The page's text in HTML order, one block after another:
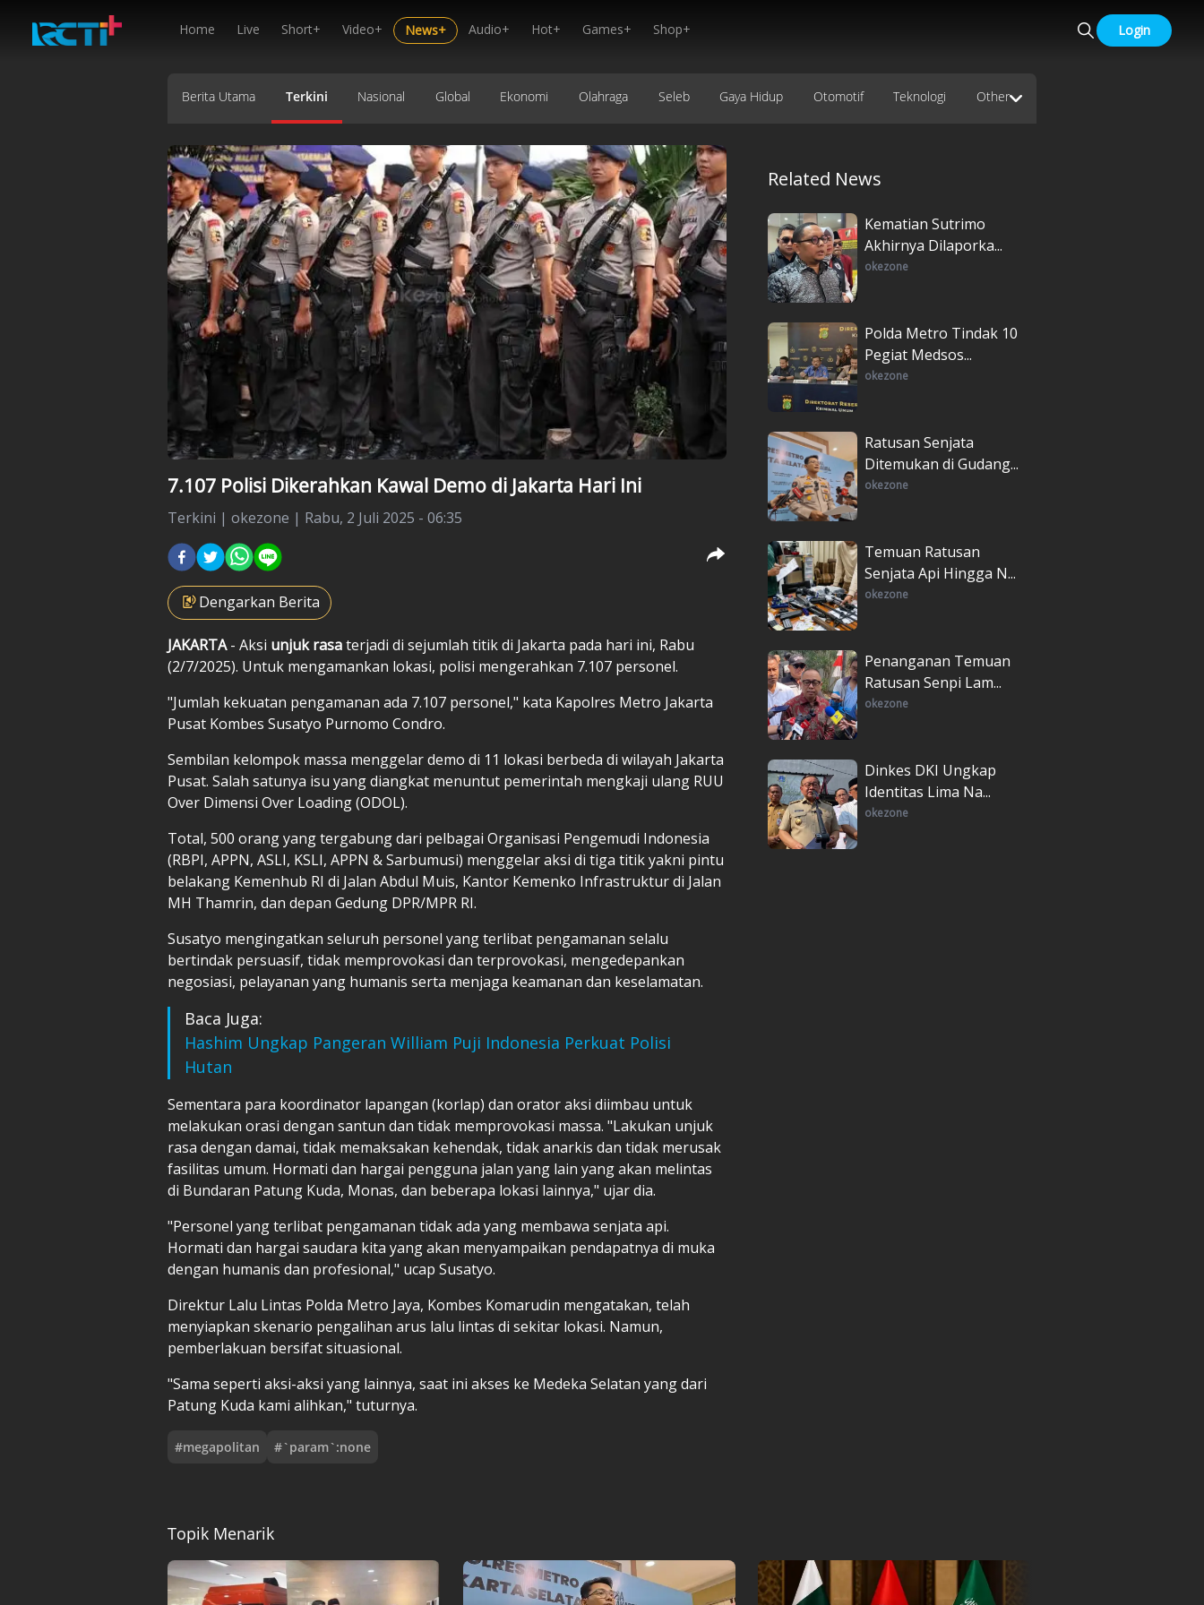
Home Live Short+ Video+ News+ Audio+ Hot+ Games+ Shop+ Login
Berita Utama Terkini Nasional Global Ekonomi Olahraga Seleb Gaya Hidup Otomotif Teknologi Other
7.107 Polisi Dikerahkan Kawal Demo di Jakarta Hari Ini
Terkini | okezone | Rabu, 2 Juli 2025 - 06:35
Dengarkan Berita
JAKARTA- Aksi unjuk rasaterjadi di sejumlah titik di Jakarta pada hari ini, Rabu
(2/7/2025). Untuk mengamankan lokasi, polisi mengerahkan 7.107 personel.
"Jumlah kekuatan pengamanan ada 7.107 personel," kata Kapolres Metro Jakarta
Pusat Kombes Susatyo Purnomo Condro.
Sembilan kelompok massa menggelar demo di 11 lokasi berbeda di wilayah Jakarta
Pusat. Salah satunya isu yang diangkat menuntut pemerintah mengkaji ulang RUU
Over Dimensi Over Loading (ODOL).
Total, 500 orang yang tergabung dari pelbagai Organisasi Pengemudi Indonesia
(RBPI, APPN, ASLI, KSLI, APPN & Sarbumusi) menggelar aksi di tiga titik yakni pintu
belakang Kemenhub RI di Jalan Abdul Muis, Kantor Kemenko Infrastruktur di Jalan
MH Thamrin, dan depan Gedung DPR/MPR RI.
Susatyo mengingatkan seluruh personel yang terlibat pengamanan selalu
bertindak persuasif, tidak memprovokasi dan terprovokasi, mengedepankan
negosiasi, pelayanan yang humanis serta menjaga keamanan dan keselamatan.
Baca Juga:
Hashim Ungkap Pangeran William Puji Indonesia Perkuat Polisi
Hutan
Sementara para koordinator lapangan (korlap) dan orator aksi diimbau untuk
melakukan orasi dengan santun dan tidak memprovokasi massa. "Lakukan unjuk
rasa dengan damai, tidak memaksakan kehendak, tidak anarkis dan tidak merusak
fasilitas umum. Hormati dan hargai pengguna jalan yang lain yang akan melintas
di Bundaran Patung Kuda, Monas, dan beberapa lokasi lainnya," ujar dia.
"Personel yang terlibat pengamanan tidak ada yang membawa senjata api.
Hormati dan hargai saudara kita yang akan menyampaikan pendapatnya di muka
dengan humanis dan profesional," ucap Susatyo.
Direktur Lalu Lintas Polda Metro Jaya, Kombes Komarudin mengatakan, telah
menyiapkan skenario pengalihan arus lalu lintas di sekitar lokasi. Namun,
pemberlakuan bersifat situasional.
"Sama seperti aksi-aksi yang lainnya, saat ini akses ke Medeka Selatan yang dari
Patung Kuda kami alihkan," tuturnya.
#megapolitan #`param`:none
Related News
Kematian Sutrimo
Akhirnya Dilaporka...
okezone
Polda Metro Tindak 10
Pegiat Medsos...
okezone
Ratusan Senjata
Ditemukan di Gudang...
okezone
Temuan Ratusan
Senjata Api Hingga N...
okezone
Penanganan Temuan
Ratusan Senpi Lam...
okezone
Dinkes DKI Ungkap
Identitas Lima Na...
okezone
Topik Menarik